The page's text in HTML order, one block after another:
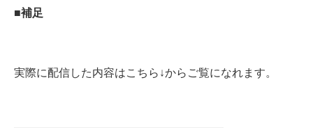
■補足
実際に配信した内容はこちら↓からご覧になれます。